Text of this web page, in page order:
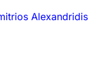
Alexandridis